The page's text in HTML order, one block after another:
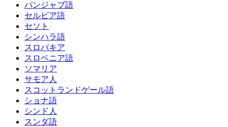
パンジャブ語
セルビア語
セソト
シンハラ語
スロバキア
スロベニア語
ソマリア
サモア人
スコットランドゲール語
ショナ語
シンド人
スンダ語